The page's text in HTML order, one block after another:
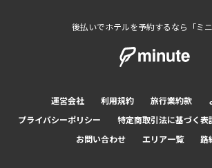
後払いでホテルを予約するなら「ミニ
運営会社 利用規約 旅行業約款
プライバシーポリシー
特定商取引法に基づく表
お問い合わせ
エリア一覧 路